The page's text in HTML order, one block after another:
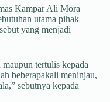
Kampar Ali Mora
utama pihak
yang menjadi
maupun tertulis kepada
beberapakali meninjau,
sebutnya kepada